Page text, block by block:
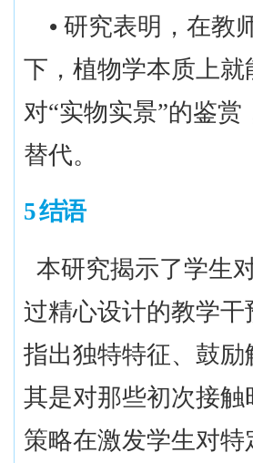
• 研究表明，在教
下，植物学本质上就
对“实物实景”的鉴赏
替代。
5 结语
本研究揭示了学生
过精心设计的教学
指出独特特征、鼓
其是对那些初次接
策略在激发学生对